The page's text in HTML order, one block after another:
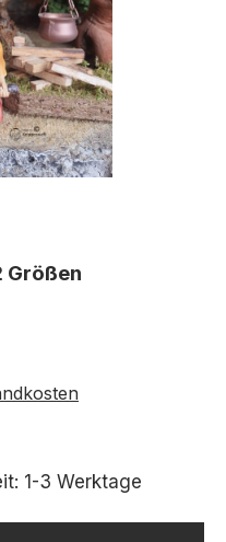
Größen
1-3 Werktage